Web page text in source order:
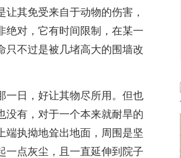
其免受来自于动物的伤害，
绝对，它有时间限制，在某一
只不过是被几堵高大的围墙改
一日，好让其物尽所用。但也
没有，对于一个本来就耐旱的
端执拗地耸出地面，周围是坚
一点灰尘，且一直延伸到院子